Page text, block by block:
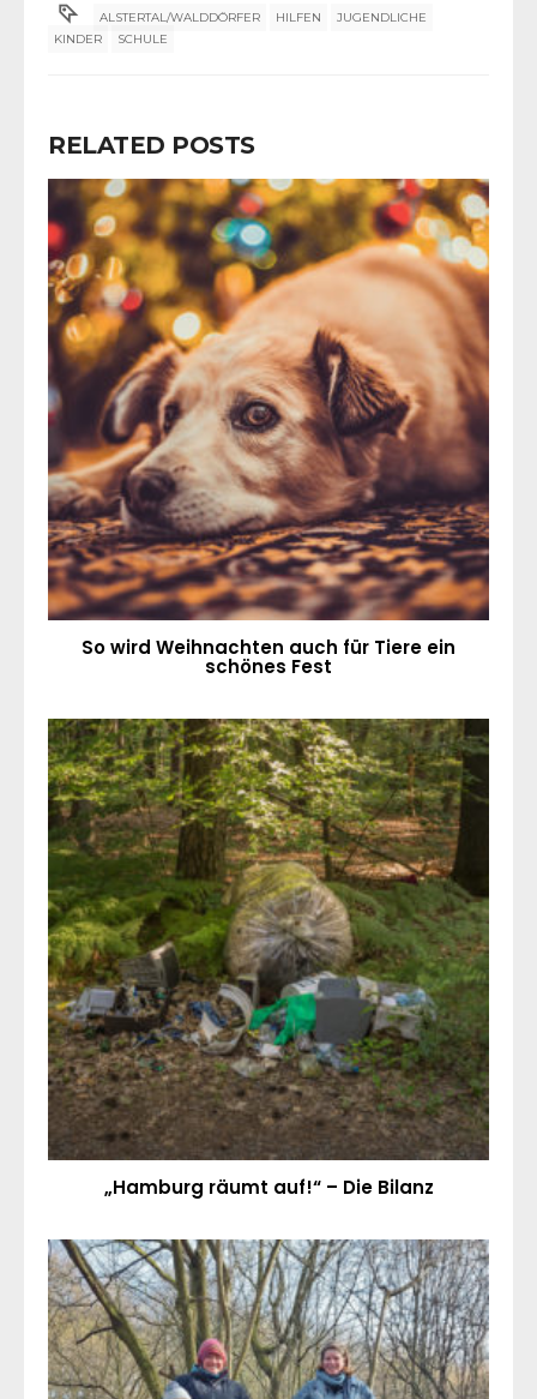
ALSTERTAL/WALDDÖRFER HILFEN
JUGENDLICHE
KINDER
SCHULE
RELATED POSTS
So wird Weihnachten auch für Tiere ein
schönes Fest
„Hamburg räumt auf!“ – Die Bilanz